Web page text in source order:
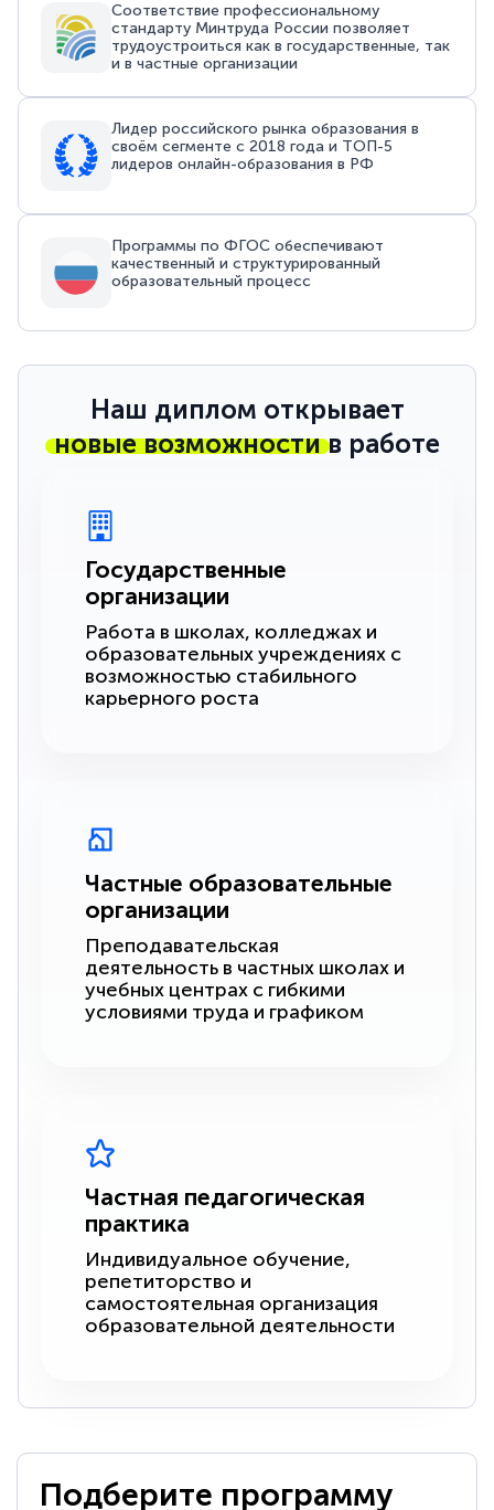
Соответствие профессиональному
стандарту Минтруда России позволяет
трудоустроиться как в государственные, так
и в частные организации
Лидер российского рынка образования в
своём сегменте с 2018 года и ТОП-5
лидеров онлайн-образования в РФ
Программы по ФГОС обеспечивают
качественный и структурированный
образовательный процесс
Наш диплом открывает
новые возможностив работе
Государственные
организации
Работа в школах, колледжах и
образовательных учреждениях с
возможностью стабильного
карьерного роста
Частные образовательные
организации
Преподавательская
деятельность в частных школах и
учебных центрах с гибкими
условиями труда и графиком
Частная педагогическая
практика
Индивидуальное обучение,
репетиторство и
самостоятельная организация
образовательной деятельности
Подберите программу